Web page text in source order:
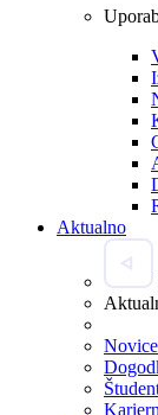
Aktualno
Novice